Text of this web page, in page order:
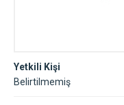
Yetkili Kişi
Belirtilmemiş